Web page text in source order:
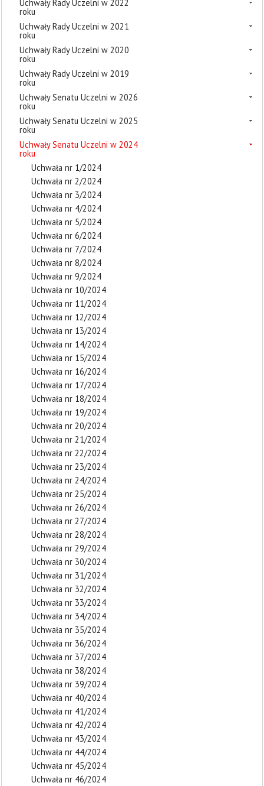
Uchwały Rady Uczelni w 2022
roku
Uchwały Rady Uczelni w 2021
roku
Uchwały Rady Uczelni w 2020
roku
Uchwały Rady Uczelni w 2019
roku
Uchwały Senatu Uczelni w 2026
roku
Uchwały Senatu Uczelni w 2025
roku
Uchwały Senatu Uczelni w 2024
roku
Uchwała nr 1/2024
Uchwała nr 2/2024
Uchwała nr 3/2024
Uchwała nr 4/2024
Uchwała nr 5/2024
Uchwała nr 6/2024
Uchwała nr 7/2024
Uchwała nr 8/2024
Uchwała nr 9/2024
Uchwała nr 10/2024
Uchwała nr 11/2024
Uchwała nr 12/2024
Uchwała nr 13/2024
Uchwała nr 14/2024
Uchwała nr 15/2024
Uchwała nr 16/2024
Uchwała nr 17/2024
Uchwała nr 18/2024
Uchwała nr 19/2024
Uchwała nr 20/2024
Uchwała nr 21/2024
Uchwała nr 22/2024
Uchwała nr 23/2024
Uchwała nr 24/2024
Uchwała nr 25/2024
Uchwała nr 26/2024
Uchwała nr 27/2024
Uchwała nr 28/2024
Uchwała nr 29/2024
Uchwała nr 30/2024
Uchwała nr 31/2024
Uchwała nr 32/2024
Uchwała nr 33/2024
Uchwała nr 34/2024
Uchwała nr 35/2024
Uchwała nr 36/2024
Uchwała nr 37/2024
Uchwała nr 38/2024
Uchwała nr 39/2024
Uchwała nr 40/2024
Uchwała nr 41/2024
Uchwała nr 42/2024
Uchwała nr 43/2024
Uchwała nr 44/2024
Uchwała nr 45/2024
Uchwała nr 46/2024